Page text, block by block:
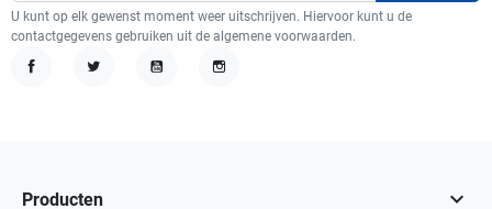
U kunt op elk gewenst moment weer uitschrijven. Hiervoor kunt u de
contactgegevens gebruiken uit de algemene voorwaarden.
Producten 